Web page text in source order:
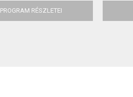
PROGRAM RÉSZLETEI